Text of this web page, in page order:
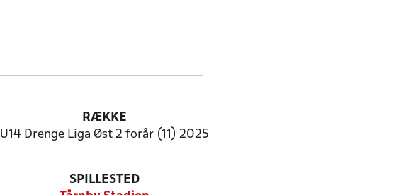
RÆKKE
U14 Drenge Liga Øst 2 forår (11) 2025
SPILLESTED